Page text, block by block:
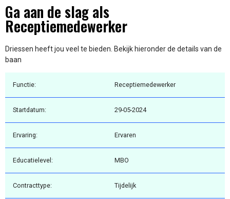
Ga aan de slag als
Receptiemedewerker
Driessen heeft jou veel te bieden. Bekijk hieronder de details van de
baan
Functie: Receptiemedewerker
Startdatum: 29-05-2024
Ervaring: Ervaren
Educatielevel: MBO
Contracttype: Tijdelijk